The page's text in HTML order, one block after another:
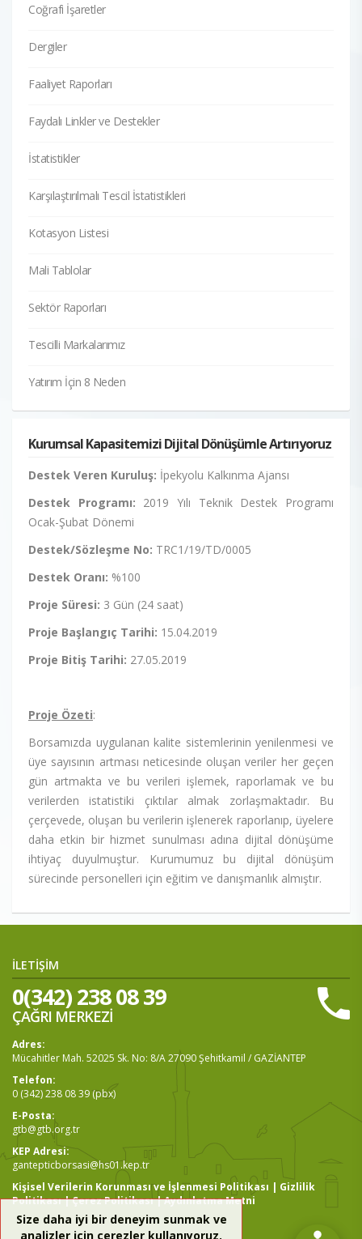
Coğrafi İşaretler
Dergiler
Faaliyet Raporları
Faydalı Linkler ve Destekler
İstatistikler
Karşılaştırılmalı Tescil İstatistikleri
Kotasyon Listesi
Mali Tablolar
Sektör Raporları
Tescilli Markalarımız
Yatırım İçin 8 Neden
Kurumsal Kapasitemizi Dijital Dönüşümle Artırıyoruz
Destek Veren Kuruluş: İpekyolu Kalkınma Ajansı
Destek Programı: 2019 Yılı Teknik Destek Programı
Ocak-Şubat Dönemi
Destek/Sözleşme No: TRC1/19/TD/0005
Destek Oranı: %100
Proje Süresi: 3 Gün (24 saat)
Proje Başlangıç Tarihi: 15.04.2019
Proje Bitiş Tarihi: 27.05.2019
Proje Özeti:
Borsamızda uygulanan kalite sistemlerinin yenilenmesi ve
üye sayısının artması neticesinde oluşan veriler her geçen
gün artmakta ve bu verileri işlemek, raporlamak ve bu
verilerden istatistiki çıktılar almak zorlaşmaktadır. Bu
çerçevede, oluşan bu verilerin işlenerek raporlanıp, üyelere
daha etkin bir hizmet sunulması adına dijital dönüşüme
ihtiyaç duyulmuştur. Kurumumuz bu dijital dönüşüm
sürecinde personelleri için eğitim ve danışmanlık almıştır.
İLETİŞİM
0(342) 238 08 39
ÇAĞRI MERKEZİ
Adres:
Mücahitler Mah. 52025 Sk. No: 8/A 27090 Şehitkamil / GAZİANTEP
Telefon:
0 (342) 238 08 39 (pbx)
E-Posta:
gtb@gtb.org.tr
KEP Adresi:
gantepticborsasi@hs01.kep.tr
Kişisel Verilerin Korunması ve İşlenmesi Politikası | Gizlilik
Politikası|Çerez Politikası|Aydınlatma Metni
Size daha iyi bir deneyim sunmak ve
analizler için çerezler kullanıyoruz.